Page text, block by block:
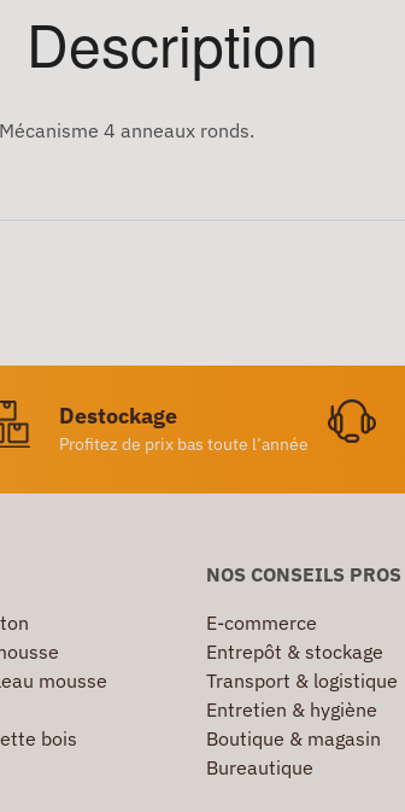
Description
4 anneaux ronds.
Destockage
Profitez de prix bas toute l’année
mousse
bois
NOS CONSEILS PROS
E-commerce
Entrepôt & stockage
Transport & logistique
Entretien & hygiène
Boutique & magasin
Bureautique